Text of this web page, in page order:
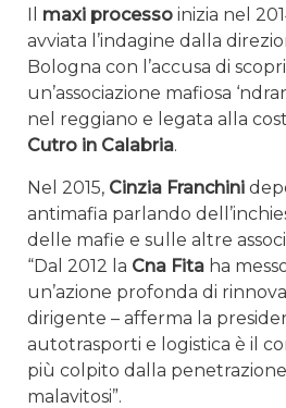
Il maxi processo inizia nel
avviata l’indagine dalla
Bologna con l’accusa di
un’associazione mafiosa
nel reggiano e legata alla
Cutro in Calabria.
Nel 2015, Cinzia Franchini
antimafia parlando
delle mafie e sulle altre
“Dal 2012 la Cna Fita ha
un’azione profonda di
dirigente – afferma la
autotrasporti e logistica è il
più colpito dalla
malavitosi”.